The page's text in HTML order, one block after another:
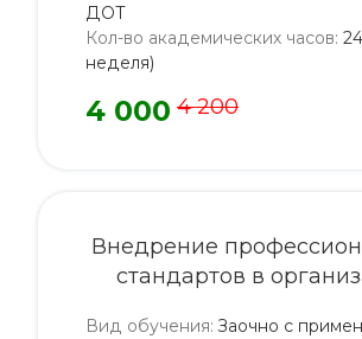
ДОТ
Кол-во академических часов:
неделя)
4 000 4 200
Внедрение
стандартов в
Вид обучения: Заочно с